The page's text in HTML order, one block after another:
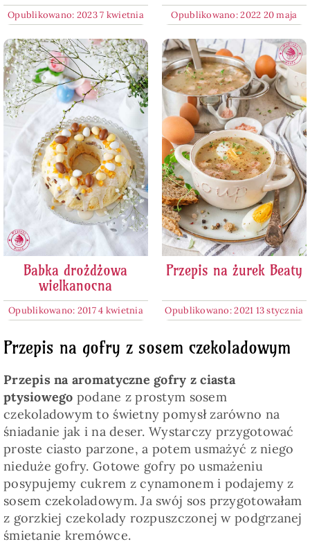
Opublikowano: 2023 7 kwietnia Opublikowano: 2022 20 maja
Babka drożdżowa
wielkanocna
Opublikowano: 2017 4 kwietnia
Przepis na żurek Beaty
Opublikowano: 2021 13 stycznia
Przepis na gofry z sosem czekoladowym
Przepis na aromatyczne gofry z ciasta
ptysiowego podane z prostym sosem
czekoladowym to świetny pomysł zarówno na
śniadanie jak i na deser. Wystarczy przygotować
proste ciasto parzone, a potem usmażyć z niego
nieduże gofry. Gotowe gofry po usmażeniu
posypujemy cukrem z cynamonem i podajemy z
sosem czekoladowym. Ja swój sos przygotowałam
z gorzkiej czekolady rozpuszczonej w podgrzanej
śmietanie kremówce.